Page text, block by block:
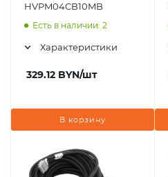
HVPM04CB10MB
Есть в наличии: 2
Характеристики
329.12 BYN/шт
В корзину